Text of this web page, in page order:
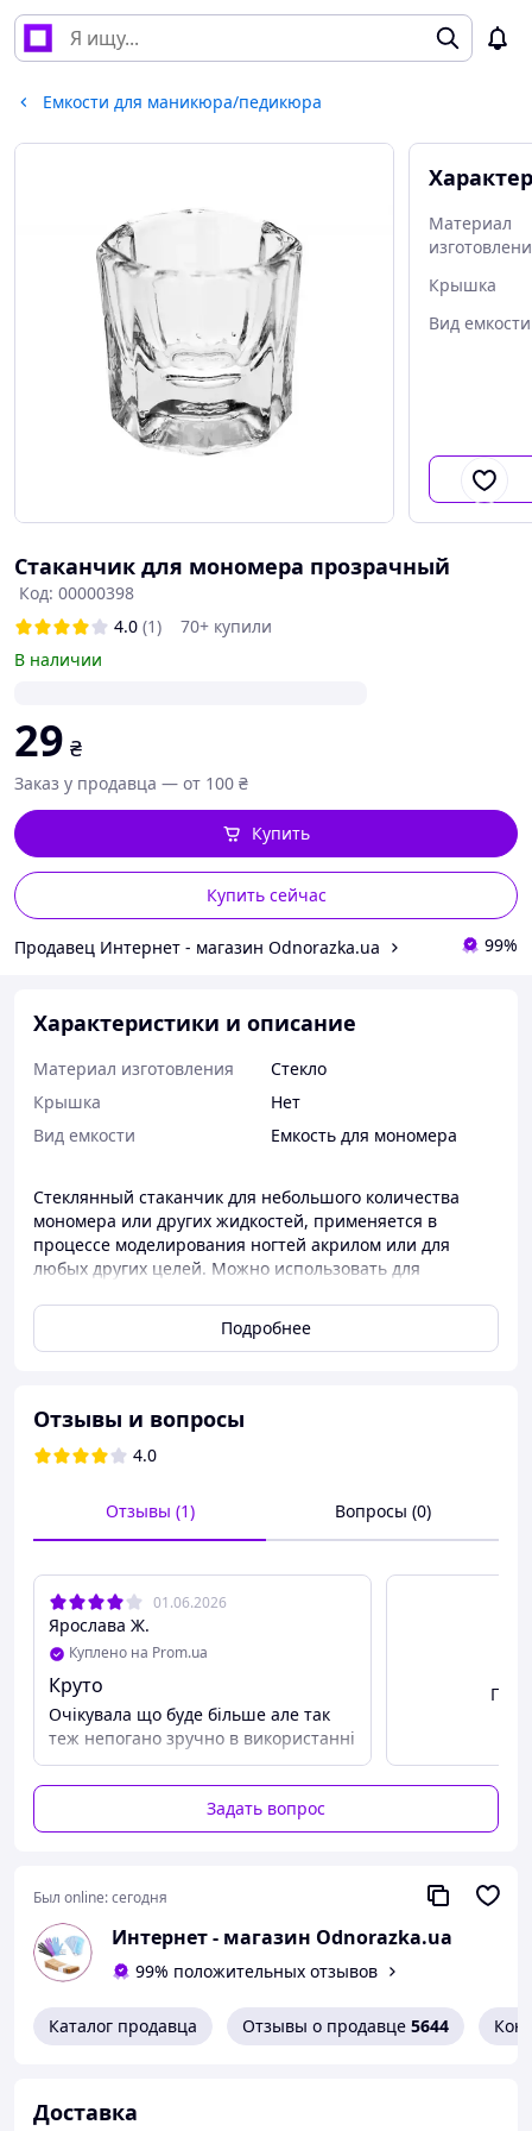
Емкости для маникюра/педикюра
Материал
Крышка
Вид емкости
Стаканчик для мономера прозрачный
Код: 00000398
4.0 (1)
70+ купили
В наличии
29 ₴
Заказ у продавца — от 100 ₴
Купить сейчас
Купить
Продавец Интернет - магазин Odnorazka.ua 99%
Характеристики и описание
Материал изготовления
Стекло
Крышка
Нет
Вид емкости
Емкость для мономера
Стеклянный стаканчик для небольшого количества
мономера или других жидкостей, применяется в
процессе моделирования ногтей акрилом или для
любых других целей. Можно использовать для
Подробнее
Отзывы и вопросы
4.0
Отзывы (1) Вопросы (0)
01.06.2026
Ярослава Ж.
Куплено на Prom.ua
Круто
Очікувала що буде більше але так
теж непогано зручно в використанні
Задать вопрос
Был online:сегодня
Интернет - магазин Odnorazka.ua
99% положительных отзывов
Каталог продавца Отзывы о продавце 5644
Доставка